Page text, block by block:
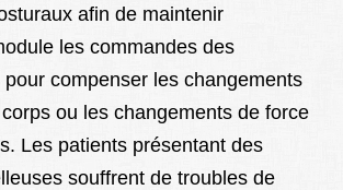
afin de maintenir
les commandes des
compenser les changements
ou les changements de force
Les patients présentant des
souffrent de troubles de